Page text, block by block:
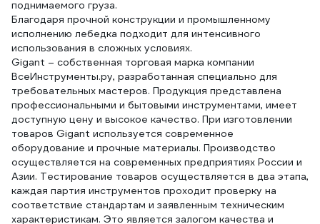
поднимаемого груза.
Благодаря прочной конструкции и промышленному
исполнению лебедка подходит для интенсивного
использования в сложных условиях.
Gigant – собственная торговая марка компании
ВсеИнструменты.ру, разработанная специально для
требовательных мастеров. Продукция представлена
профессиональными и бытовыми инструментами, имеет
доступную цену и высокое качество. При изготовлении
товаров Gigant используется современное
оборудование и прочные материалы. Производство
осуществляется на современных предприятиях России и
Азии. Тестирование товаров осуществляется в два этапа,
каждая партия инструментов проходит проверку на
соответствие стандартам и заявленным техническим
характеристикам. Это является залогом качества и